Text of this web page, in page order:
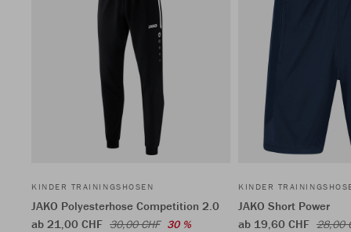
KINDER TRAININGSHOSEN
JAKO Polyesterhose Competition 2.0
ab 21,00 CHF 30,00 CHF 30 %
KINDER
JAKO Short Power
ab 19,60 CHF 28,00